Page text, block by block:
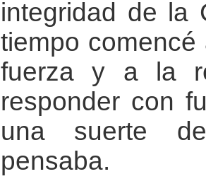
integridad de la
tiempo
fuerza y a la
responder con
una suerte
pensaba.